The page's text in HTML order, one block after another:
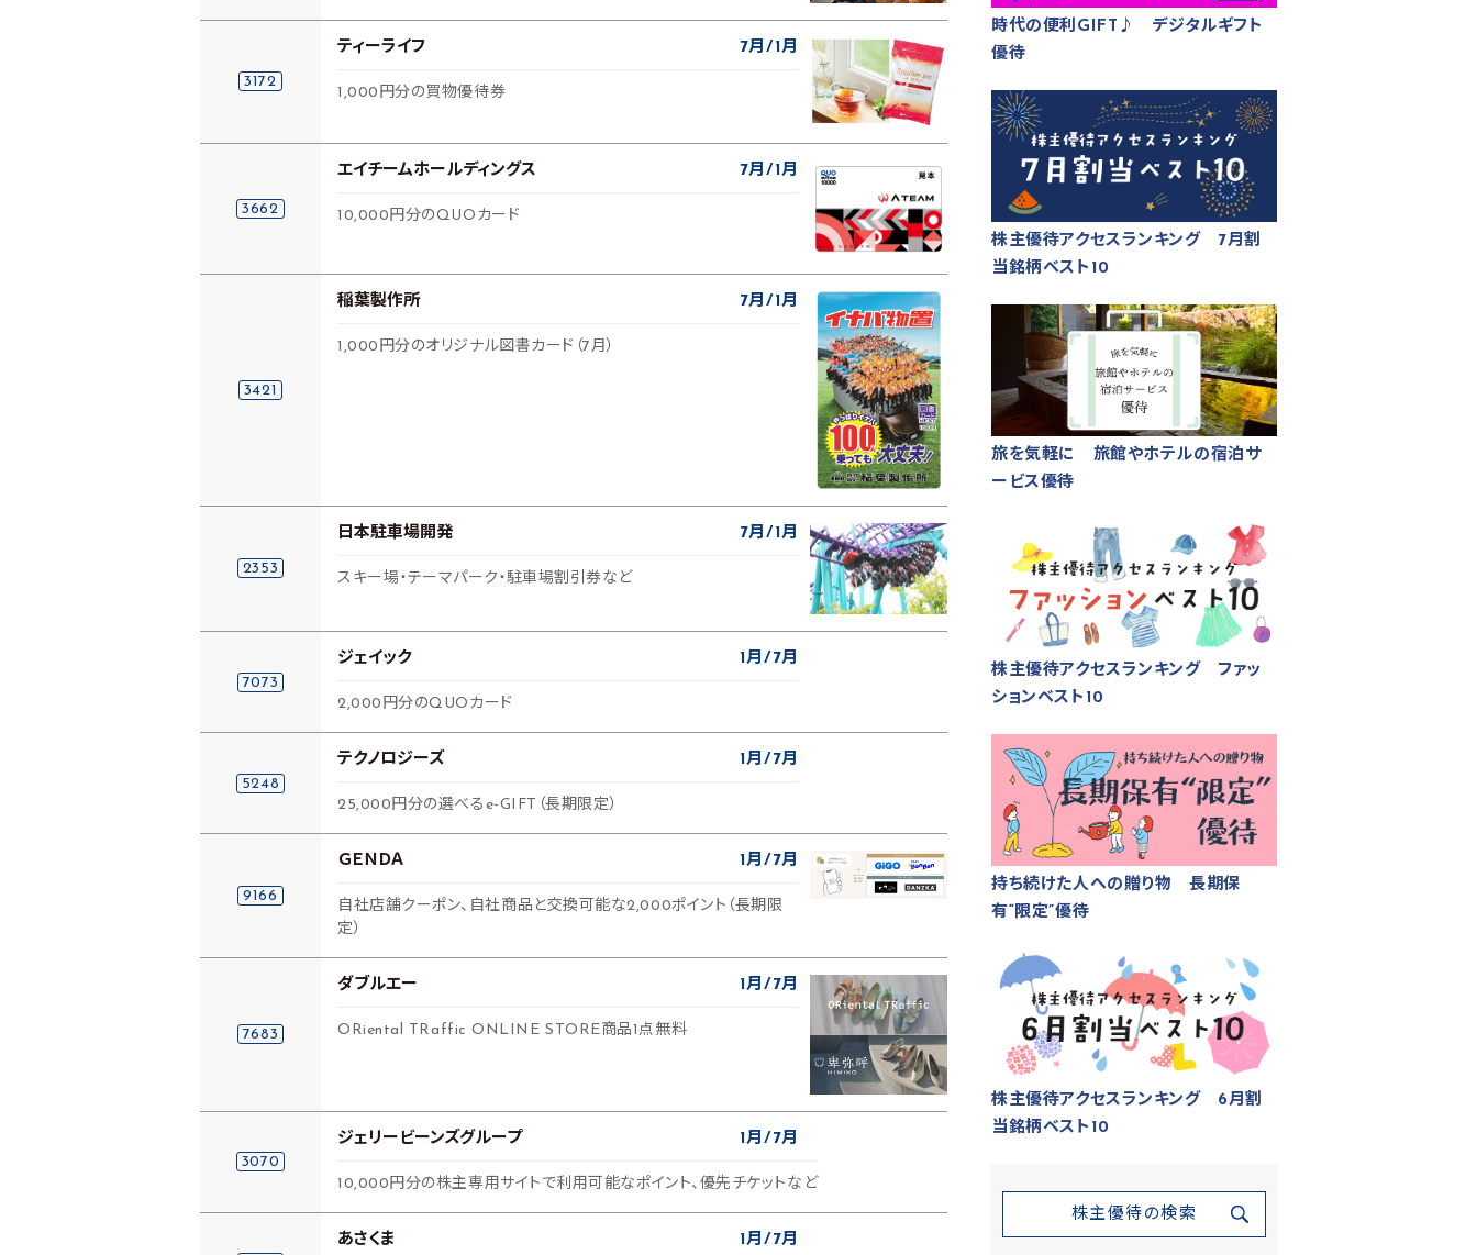
3172
ティーライフ 7月 1月
1,000円分の買物優待券
3662
エイチームホールディングス 7月 1月
10,000円分のQUOカード
3421
稲葉製作所 7月 1月
1,000円分のオリジナル図書カード（7月）
2353
日本駐車場開発 7月 1月
スキー場・テーマパーク・駐車場割引券など
7073
ジェイック 1月 7月
2,000円分のQUOカード
5248
テクノロジーズ 1月 7月
25,000円分の選べるe-GIFT（長期限定）
9166
ＧＥＮＤＡ 1月 7月
自社店舗クーポン、自社商品と交換可能な2,000ポイント（長期限
定）
7683
ダブルエー 1月 7月
ORiental TRaffic ONLINE STORE商品1点無料
3070
ジェリービーンズグループ 1月 7月
10,000円分の株主専用サイトで利用可能なポイント、優先チケットなど
あさくま 1月 7月
時代の便利GIFT♪ デジタルギフト
優待
株主優待アクセスランキング 7月割
当銘柄ベスト10
旅を気軽に 旅館やホテルの宿泊サ
ービス優待
株主優待アクセスランキング ファッ
ションベスト10
持ち続けた人への贈り物 長期保
有“限定”優待
株主優待アクセスランキング 6月割
当銘柄ベスト10
株主優待の検索